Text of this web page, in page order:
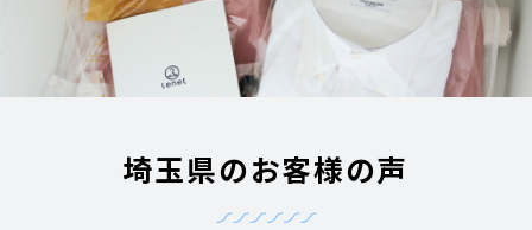
埼玉県のお客様の声